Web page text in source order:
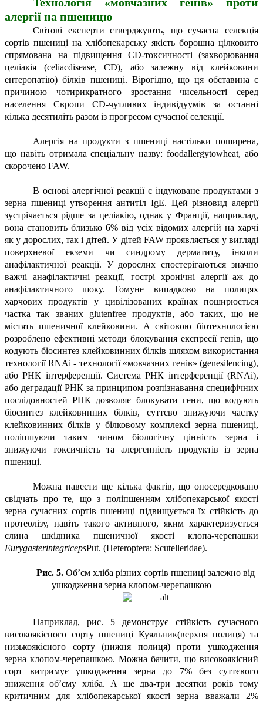
алергії на пшеницю
Світові експерти стверджують, що сучасна селекція
сортів пшениці на хлібопекарську якість борошна цілковито
спрямована на підвищення CD-токсичності (захворювання
целіакія (celiacdisease, CD), або залежну від клейковини
ентеропатію) білків пшениці. Вірогідно, що ця обставина є
причиною чотирикратного зростання чисельності серед
населення Європи CD-чутливих індивідуумів за останні
кілька десятиліть разом із прогресом сучасної селекції.
Алергія на продукти з пшениці настільки поширена,
що навіть отримала спеціальну назву: foodallergytowheat, або
скорочено FAW.
В основі алергічної реакції є індуковане продуктами з
зерна пшениці утворення антитіл IgE. Цей різновид алергії
зустрічається рідше за целіакію, однак у Франції, наприклад,
вона становить близько 6% від усіх відомих алергій на харчі
як у дорослих, так і дітей. У дітей FAW проявляється у вигляді
поверхневої екземи чи синдрому дерматиту, інколи
анафілактичної реакції. У дорослих спостерігаються значно
важчі анафілактичні реакції, гострі хронічні алергії аж до
анафілактичного шоку. Томуне випадково на полицях
харчових продуктів у цивілізованих країнах поширюється
частка так званих glutenfree продуктів, або таких, що не
містять пшеничної клейковини. А світовою біотехнологією
розроблено ефективні методи блокування експресії генів, що
кодують біосинтез клейковинних білків шляхом використання
технології RNAi - технології «мовчазних генів» (genesilencing),
або РНК інтерференції. Система РНК інтерференції (RNAi),
або деградації РНК за принципом розпізнавання специфічних
послідовностей РНК дозволяє блокувати гени, що кодують
біосинтез клейковинних білків, суттєво знижуючи частку
клейковинних білків у білковому комплексі зерна пшениці,
поліпшуючи таким чином біологічну цінність зерна і
знижуючи токсичність та алергенність продуктів із зерна
пшениці.
Можна навести ще кілька фактів, що опосередковано
свідчать про те, що з поліпшенням хлібопекарської якості
зерна сучасних сортів пшениці підвищується їх стійкість до
протеолізу, навіть такого активного, яким характеризується
слина шкідника пшеничної якості клопа-черепашки
EurygasterintegricepsPut. (Heteroptera: Scutelleridae).
Рис. 5. Об’єм хліба різних сортів пшениці залежно від
ушкодження зерна клопом-черепашкою
Наприклад, рис. 5 демонструє стійкість сучасного
високоякісного сорту пшениці Куяльник(верхня полиця) та
низькоякісного сорту (нижня полиця) проти ушкодження
зерна клопом-черепашкою. Можна бачити, що високоякісний
сорт витримує ушкодження зерна до 7% без суттєвого
зниження об’єму хліба. А ще два-три десятки років тому
критичним для хлібопекарської якості зерна вважали 2%